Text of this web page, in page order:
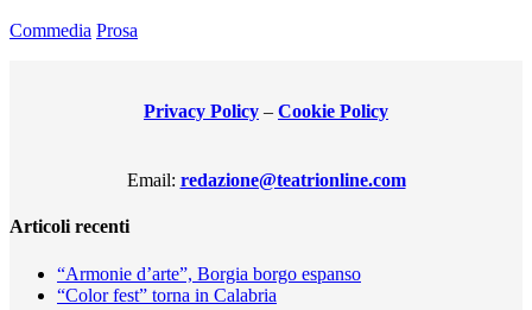
Commedia Prosa
Privacy Policy – Cookie Policy
Email: redazione@teatrionline.com
Articoli recenti
“Armonie d’arte”, Borgia borgo espanso
“Color fest” torna in Calabria